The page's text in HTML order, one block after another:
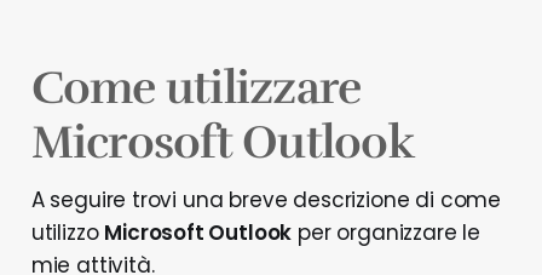
Come utilizzare
Microsoft Outlook
A seguire trovi una breve descrizione di come
utilizzo Microsoft Outlook per organizzare le
mie attività.